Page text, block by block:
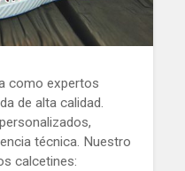
como expertos
de alta calidad.
técnica. Nuestro
calcetines: